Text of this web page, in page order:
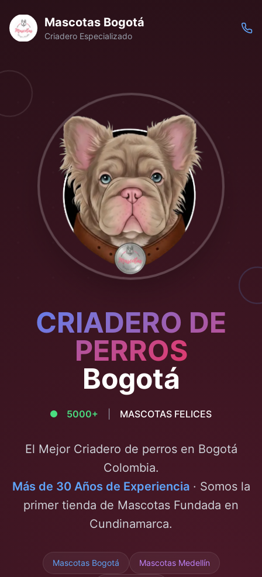
Mascotas Bogotá
Criadero Especializado
CRIADERO DE
PERROS
Bogotá
5000+ MASCOTAS FELICES
El Mejor Criadero de perros en Bogotá
Colombia.
Más de 30 Años de Experiencia· Somos la
primer tienda de Mascotas Fundada en
Cundinamarca.
Mascotas Bogotá Mascotas Medellín